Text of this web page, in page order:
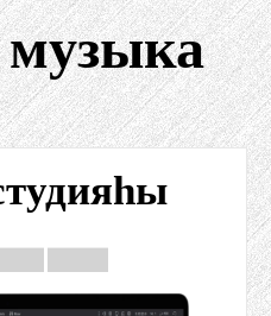
музыка
студияһы